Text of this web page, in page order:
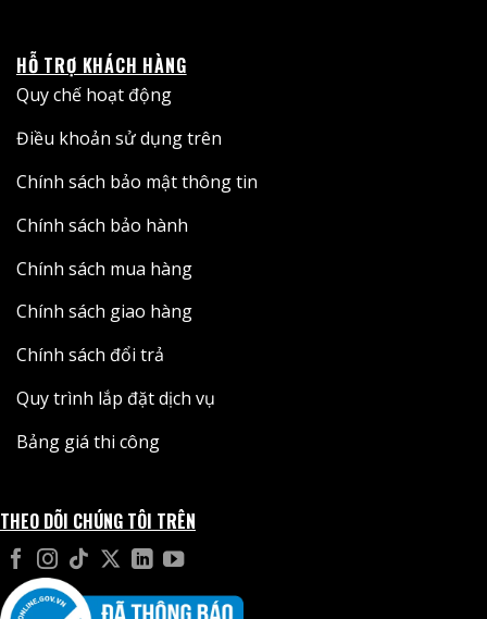
HỖ TRỢ KHÁCH HÀNG
Quy chế hoạt động
Điều khoản sử dụng trên
Chính sách bảo mật thông tin
Chính sách bảo hành
Chính sách mua hàng
Chính sách giao hàng
Chính sách đổi trả
Quy trình lắp đặt dịch vụ
Bảng giá thi công
THEO DÕI CHÚNG TÔI TRÊN